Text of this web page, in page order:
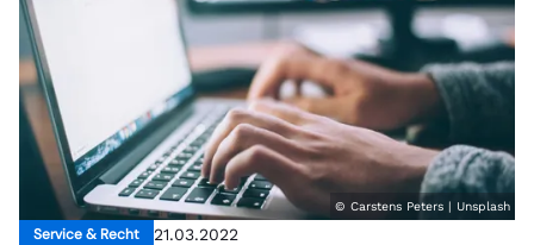
© Carstens Peters | Unsplash
Service & Recht 21.03.2022